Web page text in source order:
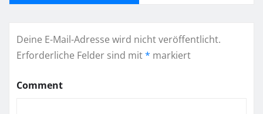
Deine E-Mail-Adresse wird nicht veröffentlicht.
Erforderliche Felder sind mit* markiert
Comment